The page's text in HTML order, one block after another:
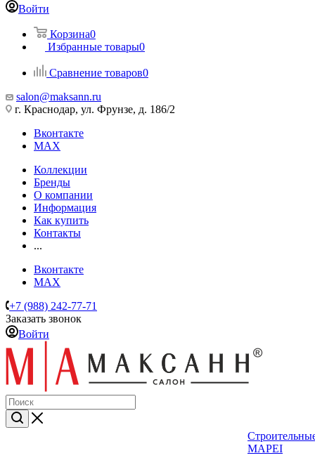
Войти
Корзина0
Избранные товары0
Сравнение товаров0
salon@maksann.ru
г. Краснодар, ул. Фрунзе, д. 186/2
Вконтакте
MAX
Коллекции
Бренды
О компании
Информация
Как купить
Контакты
...
Вконтакте
MAX
+7 (988) 242-77-71
Заказать звонок
Войти
MAPEI